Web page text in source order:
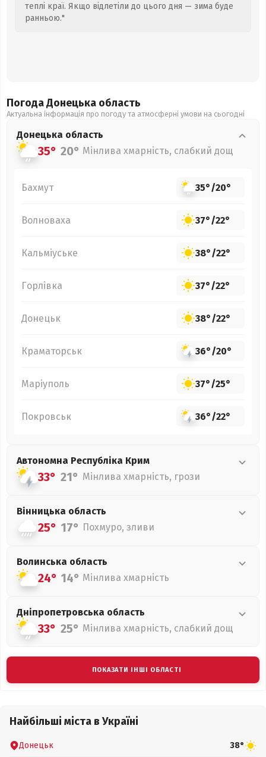
теплі краї. Якщо відлетіли до цього дня — зима буде
ранньою."
Погода Донецька область
Актуальна інформація про погоду та атмосферні умови на сьогодні
Донецька область
35° 20° Мінлива хмарність, слабкий дощ
Бахмут 35°/20°
Волноваха 37°/22°
Кальміуське 38°/22°
Горлівка 37°/22°
Донецьк 38°/22°
Краматорськ 36°/20°
Маріуполь 37°/25°
Покровськ 36°/22°
Автономна Республіка Крим
33° 21° Мінлива хмарність, грози
Вінницька область
25° 17° Похмуро, зливи
Волинська область
24° 14° Мінлива хмарність
Дніпропетровська область
33° 25° Мінлива хмарність, слабкий дощ
ПОКАЗАТИ ІНШІ ОБЛАСТІ
Найбільші міста в Україні
Донецьк 38°